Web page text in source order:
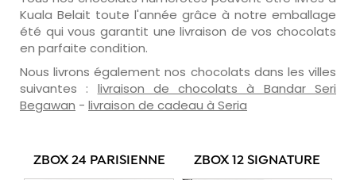
Kuala Belait toute l'année grâce à notre emballage
été qui vous garantit une livraison de vos chocolats
en parfaite condition.
Nous livrons également nos chocolats dans les villes
suivantes : livraison de chocolats à Bandar Seri
Begawan - livraison de cadeau à Seria
ZBOX 24 PARISIENNE ZBOX 12 SIGNATURE